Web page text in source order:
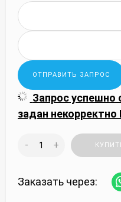
Запрос успешно
задан некорректно
- +
Заказать через: